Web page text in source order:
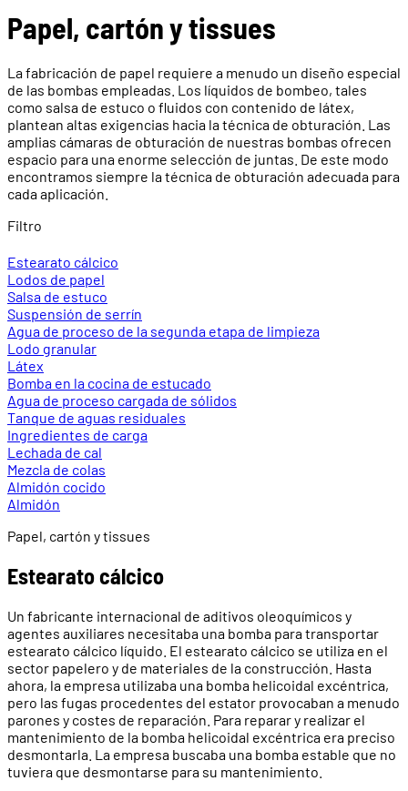
Papel, cartón y tissues
La fabricación de papel requiere a menudo un diseño especial
de las bombas empleadas. Los líquidos de bombeo, tales
como salsa de estuco o fluidos con contenido de látex,
plantean altas exigencias hacia la técnica de obturación. Las
amplias cámaras de obturación de nuestras bombas ofrecen
espacio para una enorme selección de juntas. De este modo
encontramos siempre la técnica de obturación adecuada para
cada aplicación.
Filtro
Estearato cálcico
Lodos de papel
Salsa de estuco
Suspensión de serrín
Agua de proceso de la segunda etapa de limpieza
Lodo granular
Látex
Bomba en la cocina de estucado
Agua de proceso cargada de sólidos
Tanque de aguas residuales
Ingredientes de carga
Lechada de cal
Mezcla de colas
Almidón cocido
Almidón
Papel, cartón y tissues
Estearato cálcico
Un fabricante internacional de aditivos oleoquímicos y
agentes auxiliares necesitaba una bomba para transportar
estearato cálcico líquido. El estearato cálcico se utiliza en el
sector papelero y de materiales de la construcción. Hasta
ahora, la empresa utilizaba una bomba helicoidal excéntrica,
pero las fugas procedentes del estator provocaban a menudo
parones y costes de reparación. Para reparar y realizar el
mantenimiento de la bomba helicoidal excéntrica era preciso
desmontarla. La empresa buscaba una bomba estable que no
tuviera que desmontarse para su mantenimiento.